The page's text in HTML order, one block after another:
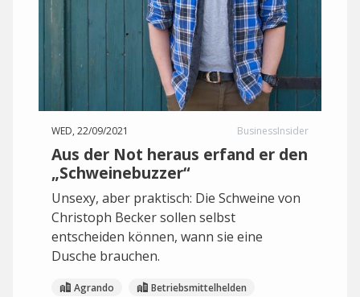
WED, 22/09/2021 BusinessInsider
Aus der Not heraus erfand er den
„Schweinebuzzer“
Unsexy, aber praktisch: Die Schweine von
Christoph Becker sollen selbst
entscheiden können, wann sie eine
Dusche brauchen.
Agrando Betriebsmittelhelden